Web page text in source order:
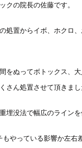
クの院長の佐藤です。
処置からイボ、ホクロ
をぬってボトックス、
さん処置させて頂きまし
埋没法で幅広のライン
もやっている影響か左右